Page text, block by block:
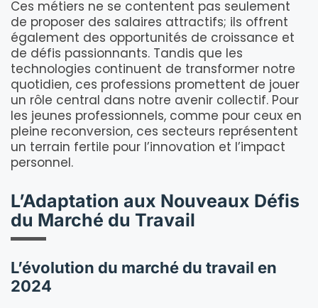
Ces métiers ne se contentent pas seulement
de proposer des salaires attractifs; ils offrent
également des opportunités de croissance et
de défis passionnants. Tandis que les
technologies continuent de transformer notre
quotidien, ces professions promettent de jouer
un rôle central dans notre avenir collectif. Pour
les jeunes professionnels, comme pour ceux en
pleine reconversion, ces secteurs représentent
un terrain fertile pour l’innovation et l’impact
personnel.
L’Adaptation aux Nouveaux Défis
du Marché du Travail
L’évolution du marché du travail en
2024